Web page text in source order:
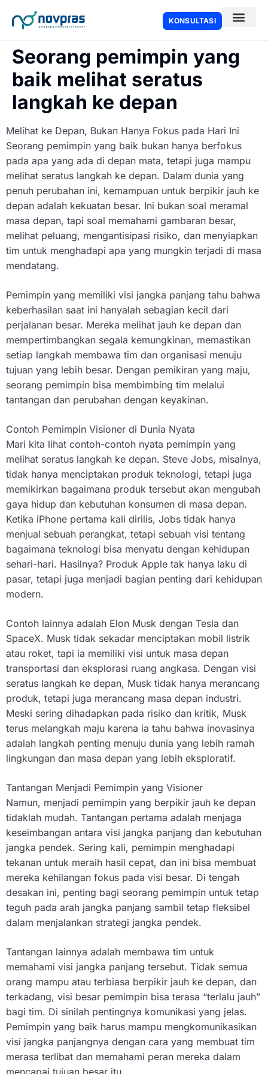
KONSULTASI
Seorang pemimpin yang
baik melihat seratus
langkah ke depan
Melihat ke Depan, Bukan Hanya Fokus pada Hari Ini
Seorang pemimpin yang baik bukan hanya berfokus
pada apa yang ada di depan mata, tetapi juga mampu
melihat seratus langkah ke depan. Dalam dunia yang
penuh perubahan ini, kemampuan untuk berpikir jauh ke
depan adalah kekuatan besar. Ini bukan soal meramal
masa depan, tapi soal memahami gambaran besar,
melihat peluang, mengantisipasi risiko, dan menyiapkan
tim untuk menghadapi apa yang mungkin terjadi di masa
mendatang.
Pemimpin yang memiliki visi jangka panjang tahu bahwa
keberhasilan saat ini hanyalah sebagian kecil dari
perjalanan besar. Mereka melihat jauh ke depan dan
mempertimbangkan segala kemungkinan, memastikan
setiap langkah membawa tim dan organisasi menuju
tujuan yang lebih besar. Dengan pemikiran yang maju,
seorang pemimpin bisa membimbing tim melalui
tantangan dan perubahan dengan keyakinan.
Contoh Pemimpin Visioner di Dunia Nyata
Mari kita lihat contoh-contoh nyata pemimpin yang
melihat seratus langkah ke depan. Steve Jobs, misalnya,
tidak hanya menciptakan produk teknologi, tetapi juga
memikirkan bagaimana produk tersebut akan mengubah
gaya hidup dan kebutuhan konsumen di masa depan.
Ketika iPhone pertama kali dirilis, Jobs tidak hanya
menjual sebuah perangkat, tetapi sebuah visi tentang
bagaimana teknologi bisa menyatu dengan kehidupan
sehari-hari. Hasilnya? Produk Apple tak hanya laku di
pasar, tetapi juga menjadi bagian penting dari kehidupan
modern.
Contoh lainnya adalah Elon Musk dengan Tesla dan
SpaceX. Musk tidak sekadar menciptakan mobil listrik
atau roket, tapi ia memiliki visi untuk masa depan
transportasi dan eksplorasi ruang angkasa. Dengan visi
seratus langkah ke depan, Musk tidak hanya merancang
produk, tetapi juga merancang masa depan industri.
Meski sering dihadapkan pada risiko dan kritik, Musk
terus melangkah maju karena ia tahu bahwa inovasinya
adalah langkah penting menuju dunia yang lebih ramah
lingkungan dan masa depan yang lebih eksploratif.
Tantangan Menjadi Pemimpin yang Visioner
Namun, menjadi pemimpin yang berpikir jauh ke depan
tidaklah mudah. Tantangan pertama adalah menjaga
keseimbangan antara visi jangka panjang dan kebutuhan
jangka pendek. Sering kali, pemimpin menghadapi
tekanan untuk meraih hasil cepat, dan ini bisa membuat
mereka kehilangan fokus pada visi besar. Di tengah
desakan ini, penting bagi seorang pemimpin untuk tetap
teguh pada arah jangka panjang sambil tetap fleksibel
dalam menjalankan strategi jangka pendek.
Tantangan lainnya adalah membawa tim untuk
memahami visi jangka panjang tersebut. Tidak semua
orang mampu atau terbiasa berpikir jauh ke depan, dan
terkadang, visi besar pemimpin bisa terasa “terlalu jauh”
bagi tim. Di sinilah pentingnya komunikasi yang jelas.
Pemimpin yang baik harus mampu mengkomunikasikan
visi jangka panjangnya dengan cara yang membuat tim
merasa terlibat dan memahami peran mereka dalam
mencapai tujuan besar itu.